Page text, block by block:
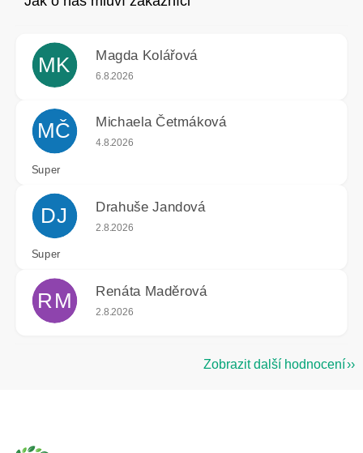
MK Magda Kolářová
Hodnocení obchodu je 5 z 5 hvězdiček.
6.8.2026
MČ Michaela Četmáková
Hodnocení obchodu je 5 z 5 hvězdiček.
4.8.2026
Super
DJ Drahuše Jandová
Hodnocení obchodu je 5 z 5 hvězdiček.
2.8.2026
Super
RM Renáta Maděrová
Hodnocení obchodu je 5 z 5 hvězdiček.
2.8.2026
Zobrazit další hodnocení